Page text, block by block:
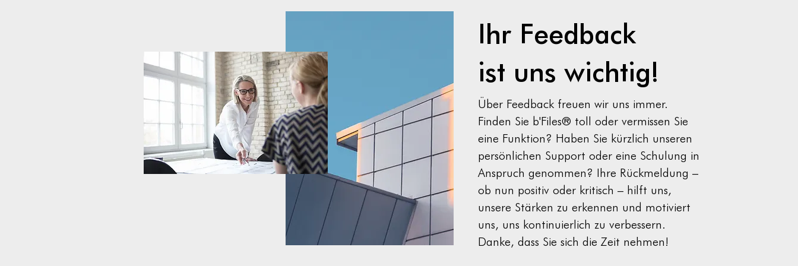
FileMaker Versionen
Ausserordentliche
Lohnzahlungen
Ihr Feedback
ist uns wichtig!
Über Feedback freuen wir uns immer.
Finden Sie b'Files® toll oder vermissen Sie
eine Funktion? Haben Sie kürzlich unseren
persönlichen Support oder eine Schulung in
Anspruch genommen? Ihre Rückmeldung –
ob nun positiv oder kritisch – hilft uns,
unsere Stärken zu erkennen und motiviert
uns, uns kontinuierlich zu verbessern.
Danke, dass Sie sich die Zeit nehmen!